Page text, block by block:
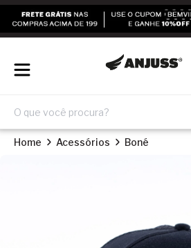
Home Acessórios Boné